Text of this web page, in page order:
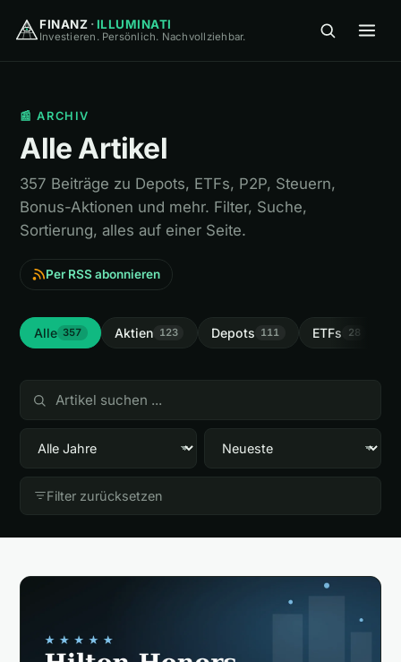
FINANZ · ILLUMINATI
Investieren. Persönlich. Nachvollziehbar.
🏠Home
🎓Wissen
⚖️ Vergleiche ▾
🛠 Tools ▾
🎁
📰 Artikel
📰 ARCHIV
Alle Artikel
357 Beiträge zu Depots, ETFs, P2P, Steuern,
Bonus-Aktionen und mehr. Filter, Suche,
Sortierung, alles auf einer Seite.
Per RSS abonnieren
Alle 357 Aktien 123 Depots 111 ETFs 28
Filter zurücksetzen